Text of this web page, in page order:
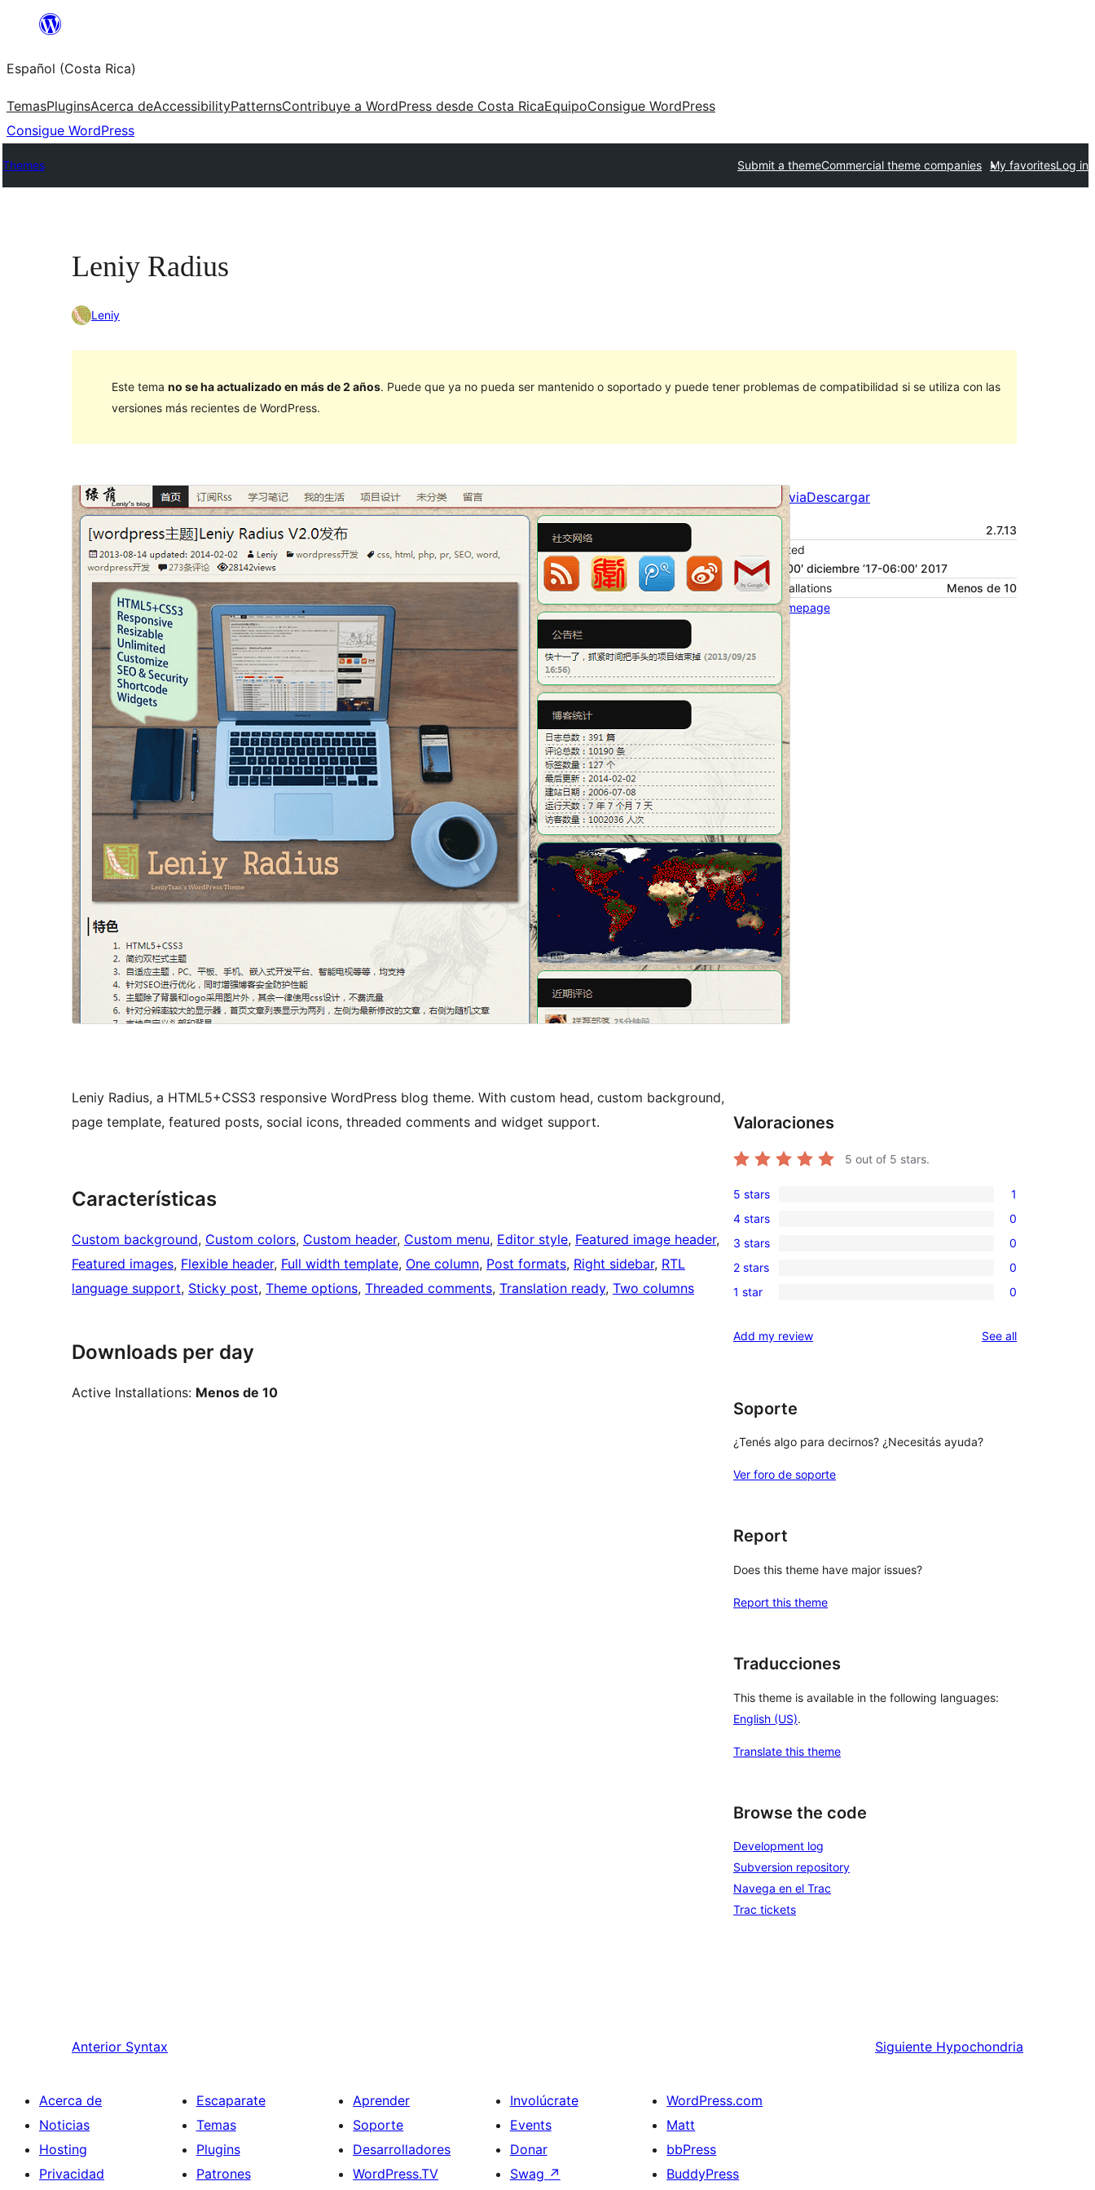
Saltar
contenido
Español (Costa Rica)
TemasPluginsAcerca deAccessibilityPatternsContribuye a WordPress desde Costa RicaEquipoConsigue WordPress
Consigue WordPress
Themes Submit a themeCommercial theme companies My favoritesLog in
Leniy Radius
Leniy
Este tema no se ha actualizado en más de 2 años. Puede que ya no pueda ser mantenido o soportado y puede tener problemas de compatibilidad si se utiliza con las
versiones más recientes de WordPress.
Vista previaDescargar
2.7.13
Last updated
17 ’17-06:00′ diciembre ’17-06:00′ 2017
Active installations
Menos de 10
Theme homepage
Leniy Radius, a HTML5+CSS3 responsive WordPress blog theme. With custom head, custom background,
page template, featured posts, social icons, threaded comments and widget support.
Características
Custom background, Custom colors, Custom header, Custom menu, Editor style, Featured image header
Featured images, Flexible header, Full width template, One column, Post formats, Right sidebar, RTL
language support, Sticky post, Theme options, Threaded comments, Translation ready, Two columns
Downloads per day
Active Installations: Menos de 10
Valoraciones
5 out of 5 stars.
1
5-
star
review
5 stars 1
0
4-
star
reviews
4 stars 0
0
3-
star
3 stars 0
0
2-
reviews
2 stars 0
0
star
1 star 0
Add my review See allreviews
Soporte
¿Tenés algo para decirnos? ¿Necesitás ayuda?
Ver foro de soporte
Report
Does this theme have major issues?
Report this theme
Traducciones
This theme is available in the following languages:
English (US).
Translate this theme
Browse the code
Development log
Subversion repository
Navega en el Trac
Trac tickets
Anterior Syntax Siguiente Hypochondria
Acerca de
Noticias
Hosting
Privacidad
Escaparate
Temas
Plugins
Patrones
Aprender
Soporte
Desarrolladores
WordPress.TV
Involúcrate
Events
Donar
Swag ↗
WordPress.com
Matt
bbPress
BuddyPress